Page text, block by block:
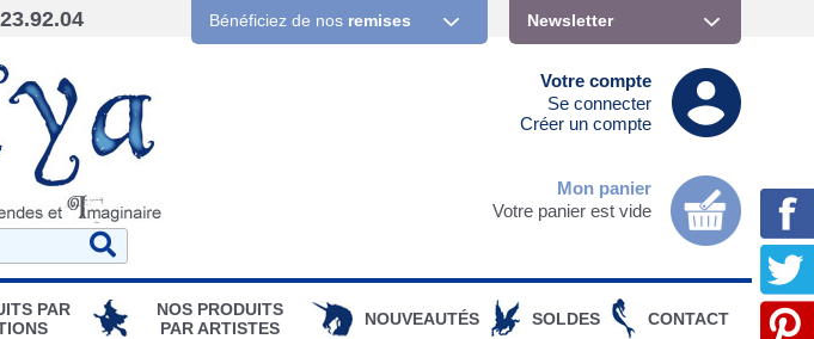
Bénéficiez de nos remises Newsletter
Votre compte
Se connecter
Créer un compte
Mon panier
Votre panier est vide
PAR
NOS PRODUITS
PAR ARTISTES
NOUVEAUTÉS SOLDES CONTACT